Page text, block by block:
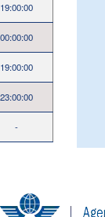
19:00:00
00:00:00
19:00:00
23:00:00
-